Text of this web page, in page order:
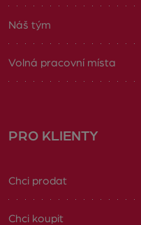
Náš tým
Volná pracovní místa
PRO KLIENTY
Chci prodat
Chci koupit